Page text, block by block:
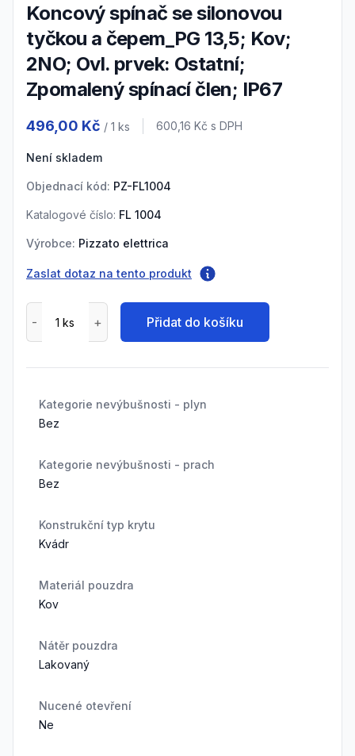
Koncový spínač se silonovou
tyčkou a čepem_PG 13,5; Kov;
2NO; Ovl. prvek: Ostatní;
Zpomalený spínací člen; IP67
496,00 Kč / 1 ks Cena s DPH
600,16 Kč s DPH
Není skladem
Objednací kód: PZ-FL1004
Katalogové číslo: FL 1004
Výrobce: Pizzato elettrica
Zaslat dotaz na tento produkt
Přidat do košíku
Kategorie nevýbušnosti - plyn
Bez
Kategorie nevýbušnosti - prach
Bez
Konstrukční typ krytu
Kvádr
Materiál pouzdra
Kov
Nátěr pouzdra
Lakovaný
Nucené otevření
Ne